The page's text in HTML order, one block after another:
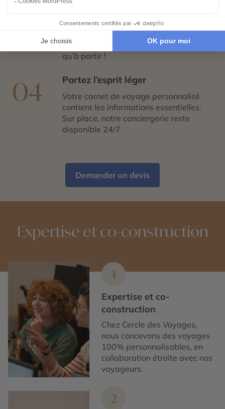
Réservez en toute sérénité
Hébergements, transports, formalités,
expériences exclusives : nous nous
chargeons de tout. Il ne vous reste plus
qu’à partir !
04 Partez l’esprit léger
Votre carnet de voyage personnalisé
contient les informations essentielles.
Sur place, notre conciergerie reste
disponible 24/7
Demander un devis
Expertise et co-construction
1
Expertise et co-
construction
Chez Cercle des Voyages,
nous concevons des voyages
100% personnalisables, en
collaboration étroite avec nos
voyageurs.
2